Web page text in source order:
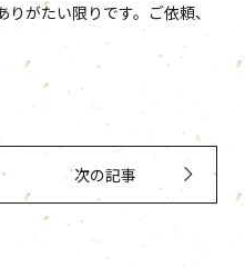
がたい限りです。ご依頼、
次の記事